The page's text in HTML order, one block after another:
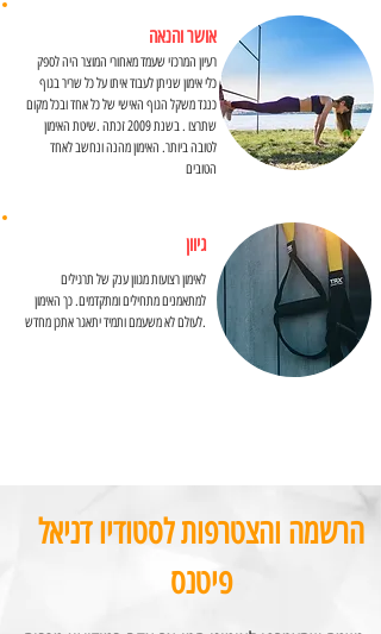
אושר והנאה
רעיון המרכזי שעמד מאחורי המוצר היה לספק
כלי אימון שניתן לעבוד איתו על כל שריר בגוף
כנגד משקל הגוף האישי של כל אחד ובכל מקום
שתרצו . בשנת 2009 זכתה .שיטת האימון
לטובה ביותר. האימון מהנה ונחשב לאחד
הטובים
גיוון
לאימון רצועות מגוון ענק של תרגילים
למתאמנים מתחילים ומתקדמים. כך האימון
לעולם לא משעמם ותמיד יתאגר אתכן מחדש.
הרשמה והצטרפות לסטודיו דניאל
פיטנס